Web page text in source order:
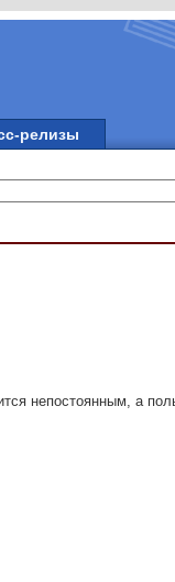
релизы
непостоянным, а